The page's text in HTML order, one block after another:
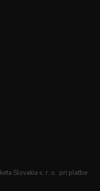
Slovakia s. r. o. pri platbe